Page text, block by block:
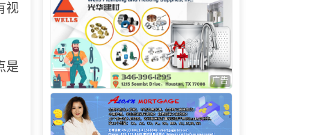
视
是
广告